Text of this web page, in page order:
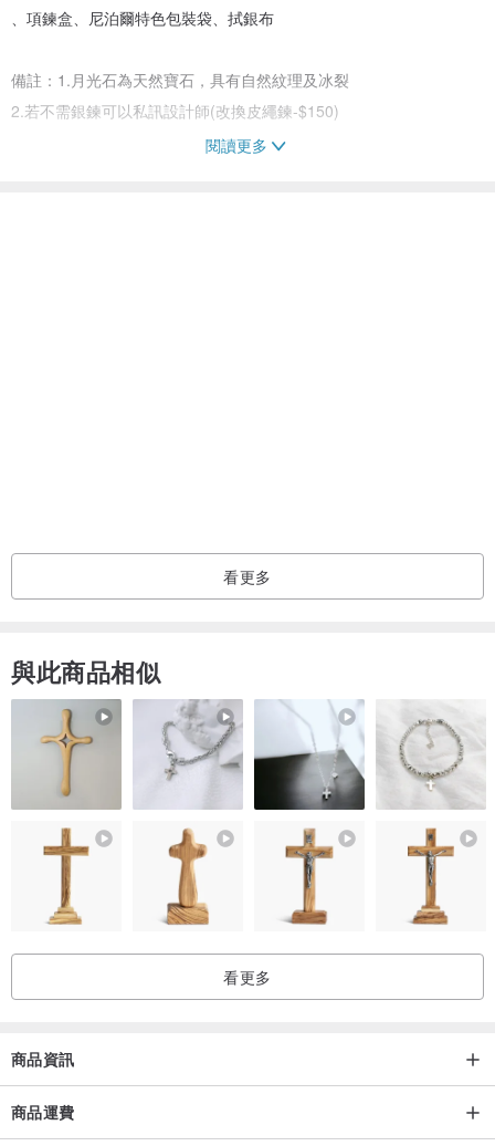
、項鍊盒、尼泊爾特色包裝袋、拭銀布
備註：1.月光石為天然寶石，具有自然紋理及冰裂
2.若不需銀鍊可以私訊設計師(改換皮繩鍊-$150)
3.月光石的作用中有助眠的功效因為月光石能量柔和。將月光石放在
枕頭底下，可以助人安然入眠，夜夜好夢，得到充分的休息。
4.清新思維有助於腦部的思考，通靈性，有助於清晰的思維。
產地/製造方式
尼泊爾 手工製作
閱讀更多
看更多
與此商品相似
看更多
商品資訊
商品運費